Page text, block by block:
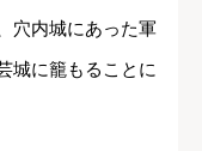
穴内城にあった軍
城に籠もることに